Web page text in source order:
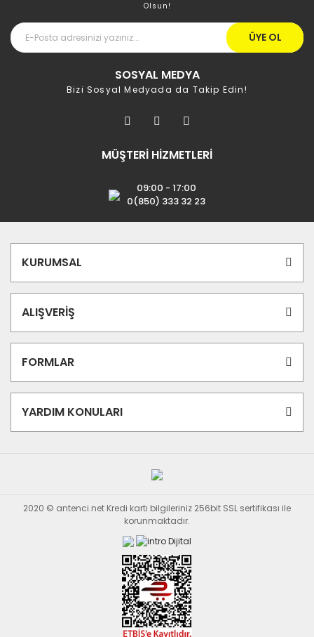
Olsun!
ÜYE OL
SOSYAL MEDYA
Bizi Sosyal Medyada da Takip Edin!
MÜŞTERİ HİZMETLERİ
09:00 - 17:00
0(850) 333 32 23
KURUMSAL
ALIŞVERİŞ
FORMLAR
YARDIM KONULARI
2020 © antenci.net Kredi kartı bilgileriniz 256bit SSL sertifikası ile
korunmaktadır.